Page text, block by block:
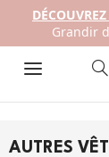
Grandir
AUTRES